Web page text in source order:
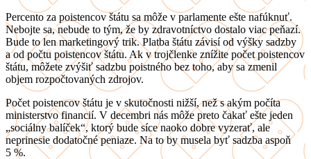
Percento za poistencov štátu sa môže v parlamente ešte nafúknuť.
Nebojte sa, nebude to tým, že by zdravotníctvo dostalo viac peňazí.
Bude to len marketingový trik. Platba štátu závisí od výšky sadzby
a od počtu poistencov štátu. Ak v trojčlenke znížite počet poistencov
štátu, môžete zvýšiť sadzbu poistného bez toho, aby sa zmenil
objem rozpočtovaných zdrojov.
Počet poistencov štátu je v skutočnosti nižší, než s akým počíta
ministerstvo financií. V decembri nás môže preto čakať ešte jeden
„sociálny balíček“, ktorý bude síce naoko dobre vyzerať, ale
neprinesie dodatočné peniaze. Na to by musela byť sadzba aspoň
5 %.